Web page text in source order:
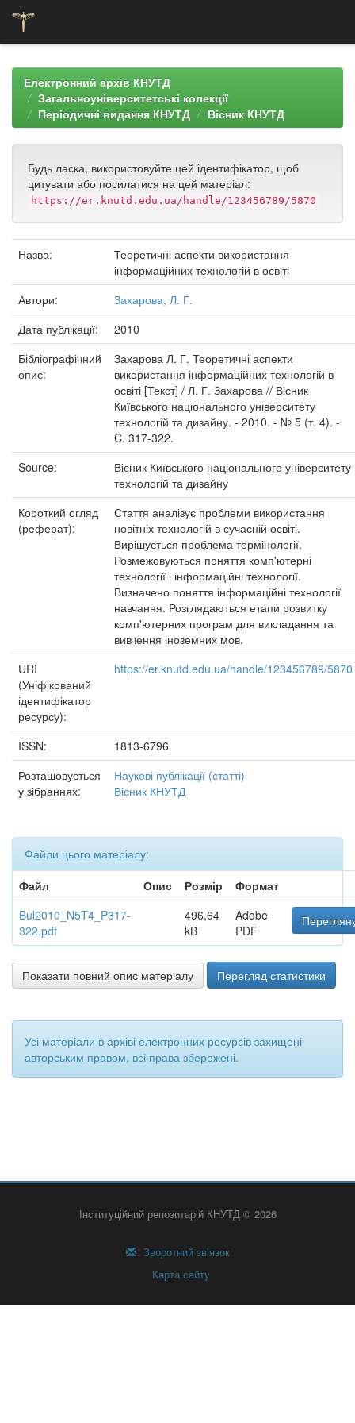
navigationЕлектронний архів КНУТД
Загальноуніверситетські колекції
Періодичні видання КНУТД
Вісник КНУТД
Будь ласка, використовуйте цей ідентифікатор, щоб
цитувати або посилатися на цей матеріал:
https://er.knutd.edu.ua/handle/123456789/5870
Назва:
Теоретичні аспекти використання
інформаційних технологій в освіті
Автори:
Захарова, Л. Г.
Дата публікації:
2010
Бібліографічний
опис:
Захарова Л. Г. Теоретичні аспекти
використання інформаційних технологій в
освіті [Текст] / Л. Г. Захарова // Вісник
Київського національного університету
технологій та дизайну. - 2010. - № 5 (т. 4). -
C. 317-322.
Source:
Вісник Київського національного університету
технологій та дизайну
Короткий огляд
(реферат):
Стаття аналізує проблеми використання
новітніх технологій в сучасній освіті.
Вирішується проблема термінології.
Розмежовуються поняття комп'ютерні
технології і інформаційні технології.
Визначено поняття інформаційні технології
навчання. Розглядаються етапи розвитку
комп'ютерних програм для викладання та
вивчення іноземних мов.
URI
(Уніфікований
ідентифікатор
ресурсу):
https://er.knutd.edu.ua/handle/123456789/5870
ISSN:
1813-6796
Розташовується
у зібраннях:
Наукові публікації (статті)
Вісник КНУТД
Файли цього матеріалу:
Файл
Опис Розмір
Формат
Bul2010_N5T4_P317-
322.pdf
496,64
kB
Adobe
PDF
Показати повний опис матеріалу Перегляд статистики
Усі матеріали в архіві електронних ресурсів захищені
авторським правом, всі права збережені.
Інституційний репозитарій КНУТД © 2026
Зворотний зв’язок
Карта сайту